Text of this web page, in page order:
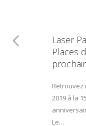
Laser
Places
Retrouvez
2019 à la
Le…